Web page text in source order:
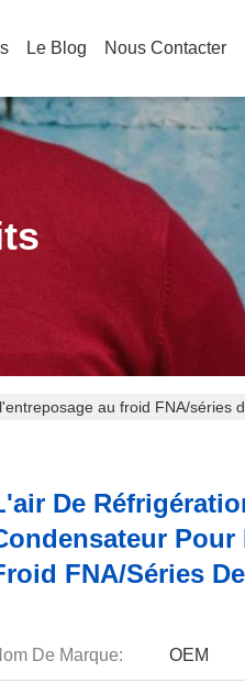
Le Blog Nous Contacter
au froid FNA/séries
De
FNA/séries
De Marque: OEM